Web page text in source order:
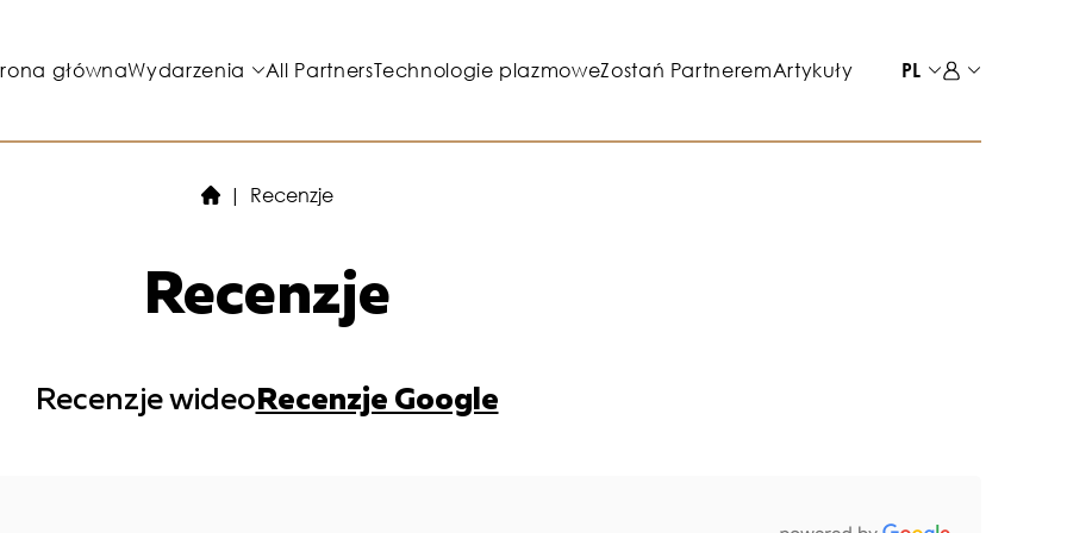
głównaWydarzenia All PartnersTechnologie plazmoweZostań PartneremArtykuły PL
Recenzje
Recenzje
Recenzje wideo Recenzje Google